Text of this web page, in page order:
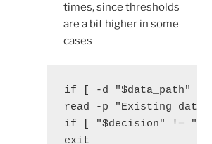
times, since thresholds
are a bit higher in some
cases
if [ -d "$data_path" ];
read -p "Existing data
if [ "$decision" !=
exit